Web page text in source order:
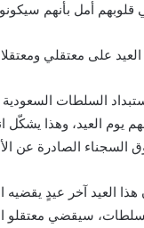
قلوبهم أمل بأنهم
على معتقلي
السلطات
يوم العيد، وهذا
السجناء الصادرة عن
هذا العيد آخر عيدٍ يقضيه
سيقضي معتقلو